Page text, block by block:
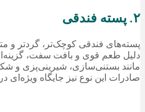
۲. پسته فندقی
پسته‌های فندقی کوچک‌تر، گردتر و
دلیل طعم قوی و بافت سفت،
مانند بستنی‌سازی، شیرینی‌پزی
صادرات این نوع نیز جایگاه ویژه‌ای